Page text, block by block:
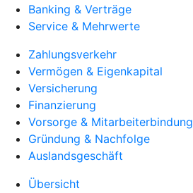
Banking & Verträge
Service & Mehrwerte
Zahlungsverkehr
Vermögen & Eigenkapital
Versicherung
Finanzierung
Vorsorge & Mitarbeiterbindung
Gründung & Nachfolge
Auslandsgeschäft
Übersicht